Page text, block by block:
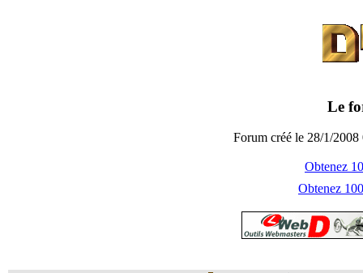
Le
Forum créé le 28/1/
Obtenez
Obtenez